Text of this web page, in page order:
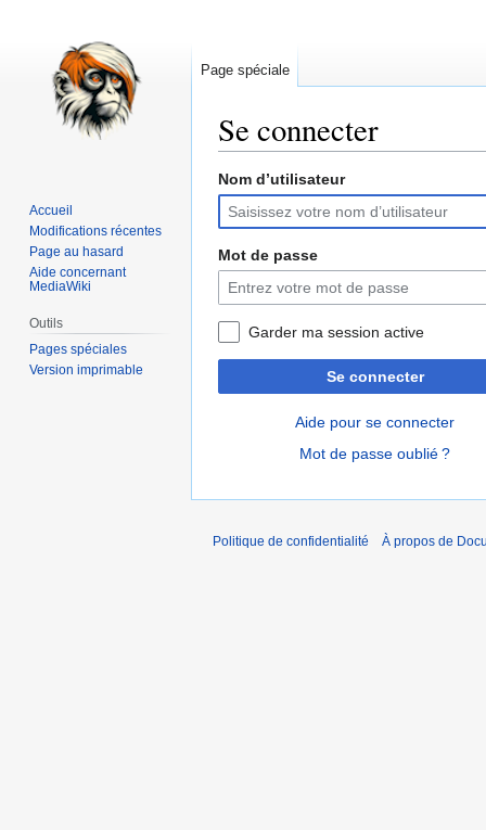
Se connecter
Aller
la
navigation
Aller
la
recherche
Nom d’utilisateur
Mot de passe
Garder ma session active
Se connecter
Aide pour se connecter
Mot de passe oublié ?
Page spéciale
Accueil
Modifications récentes
Page au hasard
Aide concernant
MediaWiki
Outils
Pages spéciales
Version imprimable
Politique de confidentialité À propos de